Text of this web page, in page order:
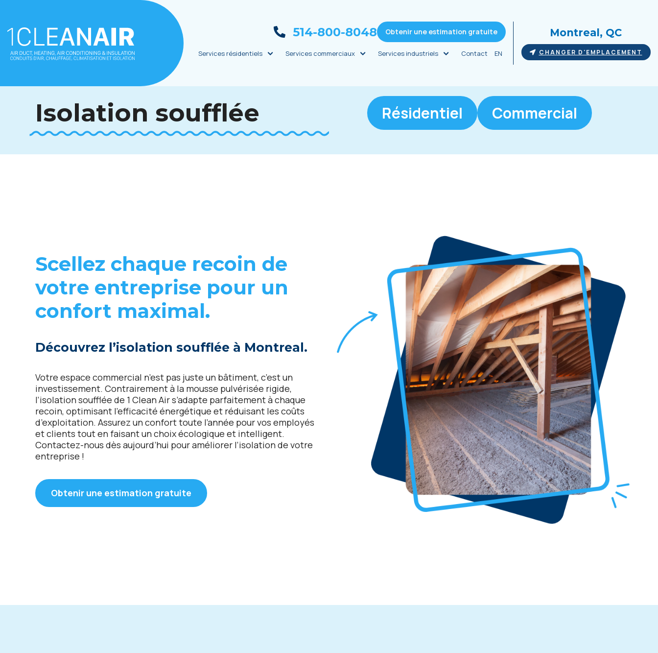
514-800-8048 Obtenir une estimation gratuite
Services résidentiels Services commerciaux Services industriels Contact EN
Montreal, QC
CHANGER D'EMPLACEMENT
Isolation soufflée Résidentiel Commercial
Scellez chaque recoin de
votre entreprise pour un
confort maximal.
Découvrez l’isolation soufflée à Montreal.
Votre espace commercial n’est pas juste un bâtiment, c’est un
investissement. Contrairement à la mousse pulvérisée rigide,
l’isolation soufflée de 1 Clean Air s’adapte parfaitement à chaque
recoin, optimisant l’efficacité énergétique et réduisant les coûts
d’exploitation. Assurez un confort toute l’année pour vos employés
et clients tout en faisant un choix écologique et intelligent.
Contactez-nous dès aujourd’hui pour améliorer l’isolation de votre
entreprise !
Obtenir une estimation gratuite